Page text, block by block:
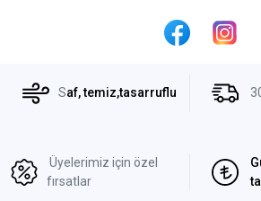
Saf, temiz,tasarruflu
Üyelerimiz için özel
fırsatlar